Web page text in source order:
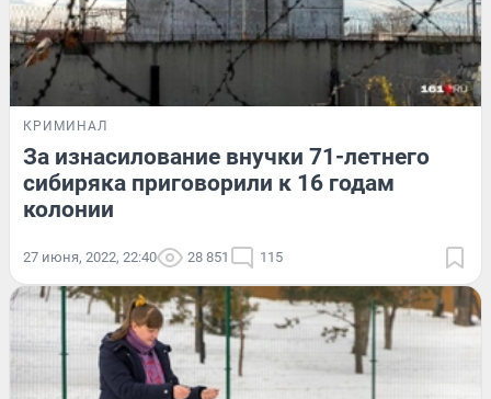
КРИМИНАЛ
За изнасилование внучки 71-летнего
сибиряка приговорили к 16 годам
колонии
27 июня, 2022, 22:40 28 851 115